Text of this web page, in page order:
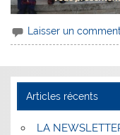
Laisser un
Articles récents
LA